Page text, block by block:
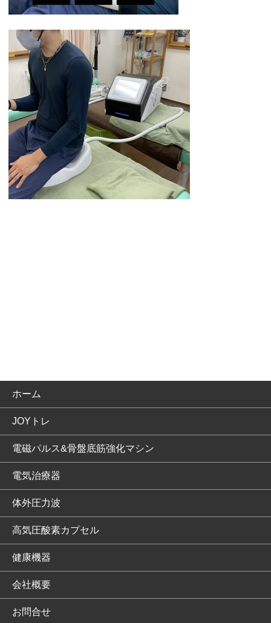
ホーム
JOYトレ
電磁パルス&骨盤底筋強化マシン
電気治療器
体外圧力波
高気圧酸素カプセル
健康機器
会社概要
お問合せ